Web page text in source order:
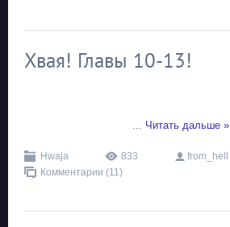
Хвая! Главы 10-13!
... Читать дальше »
Hwaja 833 from_hell
Комментарии (11)